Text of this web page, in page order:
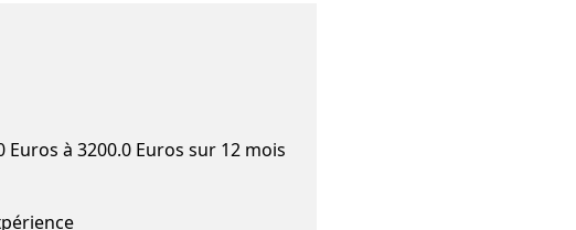
à 3200.0 Euros sur 12 mois